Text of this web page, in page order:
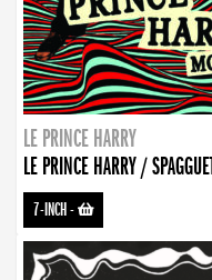
LE PRINCE HARRY
LE PRINCE HARRY /
7-INCH-